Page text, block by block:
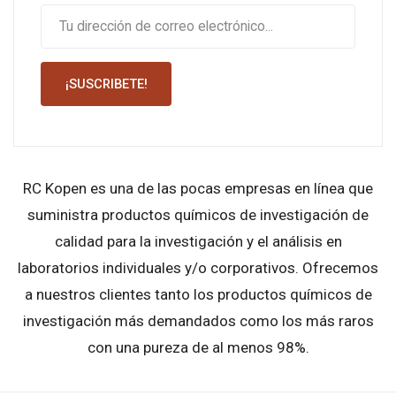
¡SUSCRIBETE!
RC Kopen es una de las pocas empresas en línea que
suministra productos químicos de investigación de
calidad para la investigación y el análisis en
laboratorios individuales y/o corporativos. Ofrecemos
a nuestros clientes tanto los productos químicos de
investigación más demandados como los más raros
con una pureza de al menos 98%.